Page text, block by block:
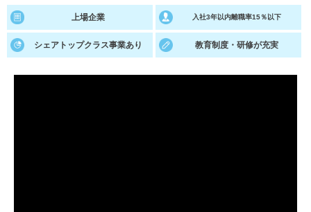
適職診断
あなたに合う仕事を診断！
就活チャンネル
動画で対策講座をチェック
就活ニュースペーパー よくある質問
上場企業 入社3年以内離職率15％以下
シェアトップクラス事業あり 教育制度・研修が充実